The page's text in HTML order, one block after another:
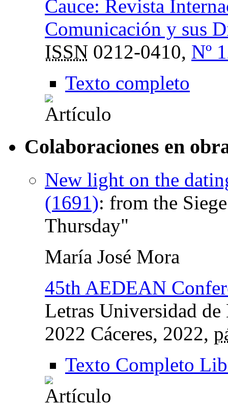
Cauce: Revista
Comunicación y sus
ISSN 0212-0410, Nº
Texto completo
Colaboraciones en
New light on the
(1691): from the
Thursday"
María José Mora
45th AEDEAN
Letras Universidad
2022 Cáceres, 2022,
Texto Completo